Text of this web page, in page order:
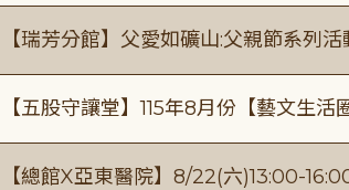
【瑞芳分館】父愛如礦山:父親節系列活
【五股守讓堂】115年8月份【藝文生
【總館X亞東醫院】8/22(六)13:00-